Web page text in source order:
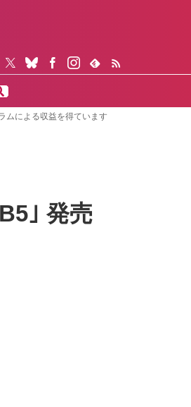
ムによる収益を得ています
｣ 発売